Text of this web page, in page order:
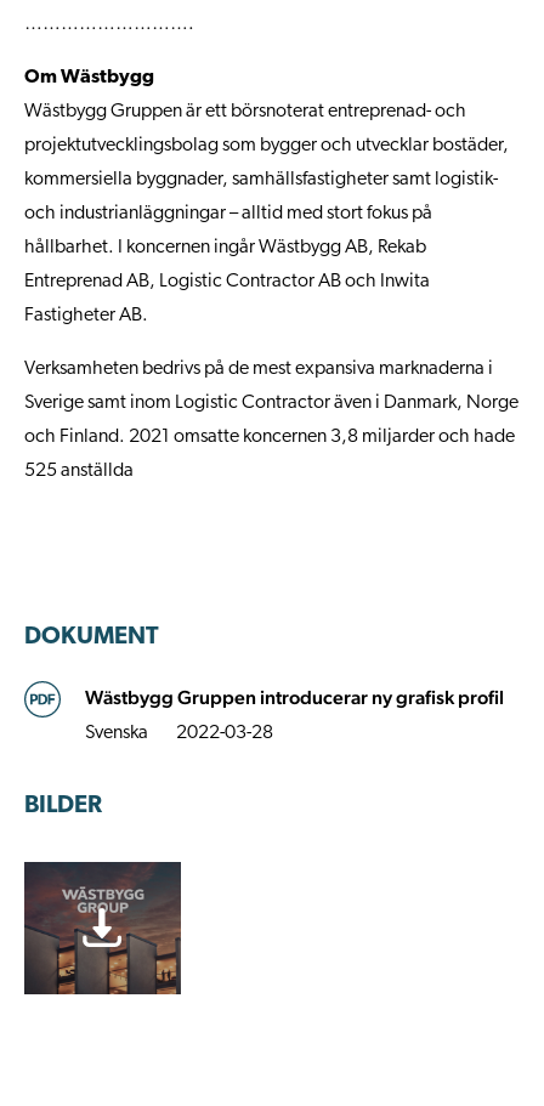
……………………….
Om Wästbygg
Wästbygg Gruppen är ett börsnoterat entreprenad- och
projektutvecklingsbolag som bygger och utvecklar bostäder,
kommersiella byggnader, samhällsfastigheter samt logistik-
och industrianläggningar – alltid med stort fokus på
hållbarhet. I koncernen ingår Wästbygg AB, Rekab
Entreprenad AB, Logistic Contractor AB och Inwita
Fastigheter AB.
Verksamheten bedrivs på de mest expansiva marknaderna i
Sverige samt inom Logistic Contractor även i Danmark, Norge
och Finland. 2021 omsatte koncernen 3,8 miljarder och hade
525 anställda
DOKUMENT
Wästbygg Gruppen introducerar ny grafisk profil
Svenska 2022-03-28
BILDER